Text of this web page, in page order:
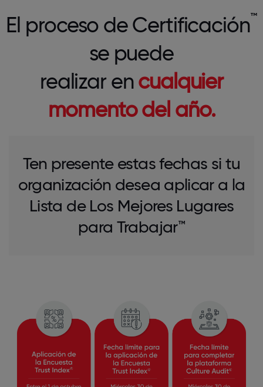
El proceso de Certificación™
se puede
realizar encualquier
momento del año.
Ten presente estas fechas si tu
organización desea aplicar a la
Lista de Los Mejores Lugares
para Trabajar™